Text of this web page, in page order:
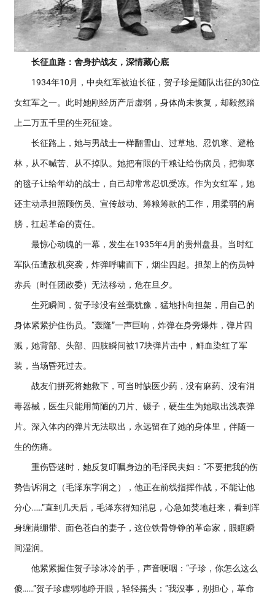
长征血路：舍身护战友，深情藏心底
1934年10月，中央红军被迫长征，贺子珍是随队出征的30位
女红军之一。此时她刚经历产后虚弱，身体尚未恢复，却毅然踏
上二万五千里的生死征途。
长征路上，她与男战士一样翻雪山、过草地、忍饥寒、避枪
林，从不喊苦、从不掉队。她把有限的干粮让给伤病员，把御寒
的毯子让给年幼的战士，自己却常常忍饥受冻。作为女红军，她
还主动承担照顾伤员、宣传鼓动、筹粮筹款的工作，用柔弱的肩
膀，扛起革命的责任。
最惊心动魄的一幕，发生在1935年4月的贵州盘县。当时红
军队伍遭敌机突袭，炸弹呼啸而下，烟尘四起。担架上的伤员钟
赤兵（时任团政委）无法移动，危在旦夕。
生死瞬间，贺子珍没有丝毫犹豫，猛地扑向担架，用自己的
身体紧紧护住伤员。“轰隆”一声巨响，炸弹在身旁爆炸，弹片四
溅，她背部、头部、四肢瞬间被17块弹片击中，鲜血染红了军
装，当场昏死过去。
战友们拼死将她救下，可当时缺医少药，没有麻药、没有消
毒器械，医生只能用简陋的刀片、镊子，硬生生为她取出浅表弹
片。深入体内的弹片无法取出，永远留在了她的身体里，伴随一
生的伤痛。
重伤昏迷时，她反复叮嘱身边的毛泽民夫妇：“不要把我的伤
势告诉润之（毛泽东字润之），他正在前线指挥作战，不能让他
分心……”直到几天后，毛泽东得知消息，心急如焚地赶来，看到浑
身缠满绷带、面色苍白的妻子，这位铁骨铮铮的革命家，眼眶瞬
间湿润。
他紧紧握住贺子珍冰冷的手，声音哽咽：“子珍，你怎么这么
傻……”贺子珍虚弱地睁开眼，轻轻摇头：“我没事，别担心，革命